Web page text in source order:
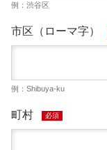
例：渋谷区
市区（ローマ字）
例：Shibuya-ku
町村 必須